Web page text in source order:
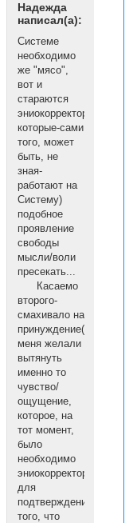
Надежда
написал(а):
Системе
необходимо
же "мясо",
вот и
стараются
эниокорректоры(
которые-сами
того, может
быть, не
зная-
работают на
Систему)
подобное
проявление
свободы
мысли/воли
пресекать...
Касаемо
второго-
смахивало на
принуждение(из
меня желали
вытянуть
именно то
чувство/
ощущение,
которое, на
тот момент,
было
необходимо
эниокорректору
для
подтверждения
того, что